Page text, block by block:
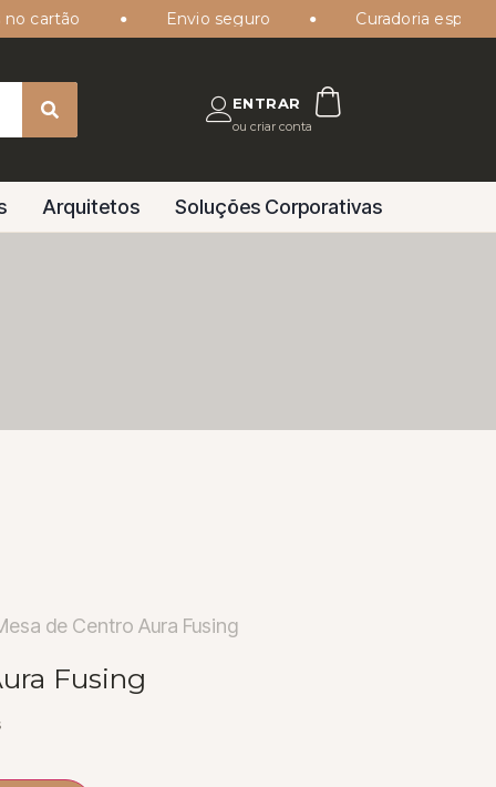
Envio seguro Curadoria
ENTRAR
ou criar conta
Arquitetos Soluções Corporativas
de Centro Aura Fusing
Fusing